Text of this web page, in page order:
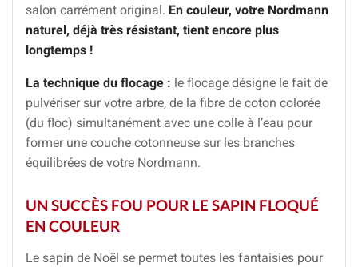
salon carrément original. En couleur, votre Nordmann
naturel, déjà très résistant, tient encore plus
longtemps !
La technique du flocage : le flocage désigne le fait de
pulvériser sur votre arbre, de la fibre de coton colorée
(du floc) simultanément avec une colle à l’eau pour
former une couche cotonneuse sur les branches
équilibrées de votre Nordmann.
UN SUCCÈS FOU POUR LE SAPIN FLOQUÉ
EN COULEUR
Le sapin de Noël se permet toutes les fantaisies pour